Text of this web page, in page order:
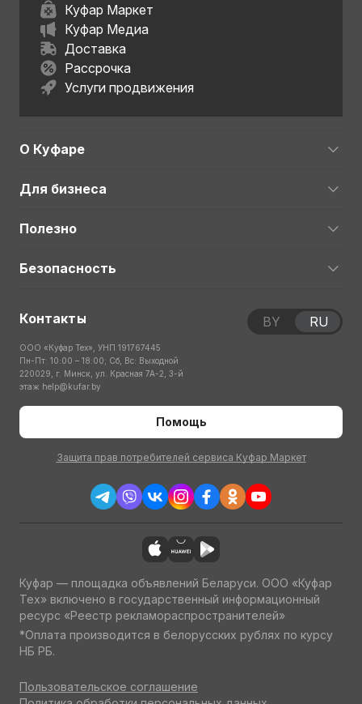
Куфар Маркет
Куфар Медиа
Доставка
Рассрочка
Услуги продвижения
О Куфаре
Для бизнеса
Полезно
Безопасность
Контакты
ООО «Куфар Тех», УНП 191767445
Пн-Пт: 10:00 – 18:00; Сб, Вс: Выходной
220029, г. Минск, ул. Красная 7А-2, 3-й
этаж help@kufar.by
Помощь
Защита прав потребителей сервиса Куфар Маркет
BY RU
Куфар — площадка объявлений Беларуси. ООО «Куфар
Тех» включено в государственный информационный
ресурс «Реестр рекламораспространителей»
*Оплата производится в белорусских рублях по курсу
НБ РБ.
Пользовательское соглашение